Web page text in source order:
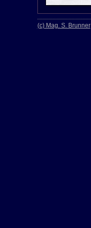
(c) Mag. S. Brunner